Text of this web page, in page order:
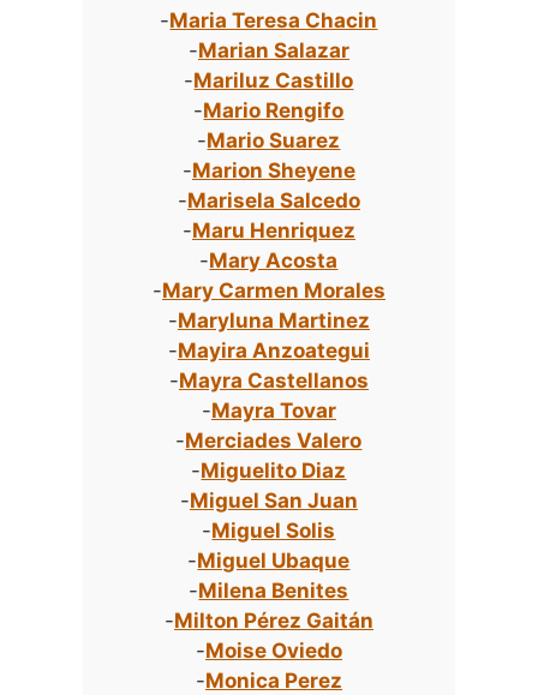
-Maria Teresa Chacin
-Marian Salazar
-Mariluz Castillo
-Mario Rengifo
-Mario Suarez
-Marion Sheyene
-Marisela Salcedo
-Maru Henriquez
-Mary Acosta
-Mary Carmen Morales
-Maryluna Martinez
-Mayira Anzoategui
-Mayra Castellanos
-Mayra Tovar
-Merciades Valero
-Miguelito Diaz
-Miguel San Juan
-Miguel Solis
-Miguel Ubaque
-Milena Benites
-Milton Pérez Gaitán
-Moise Oviedo
-Monica Perez